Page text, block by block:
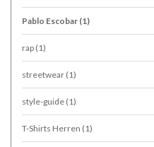
Pablo Escobar (1)
rap (1)
streetwear (1)
style-guide (1)
T-Shirts Herren (1)